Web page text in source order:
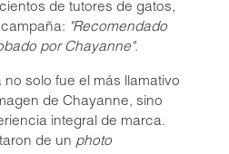
de tutores de gatos,
"Recomendado
por Chayanne".
no solo fue el más llamativo
de Chayanne, sino
integral de marca.
de un photo